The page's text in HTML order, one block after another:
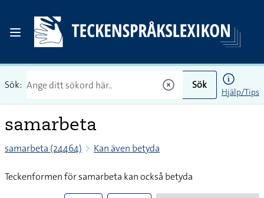
Sök: Sök
Hjälp/Tips
samarbeta
samarbeta (24464) Kan även betyda
Teckenformen för samarbeta kan också betyda